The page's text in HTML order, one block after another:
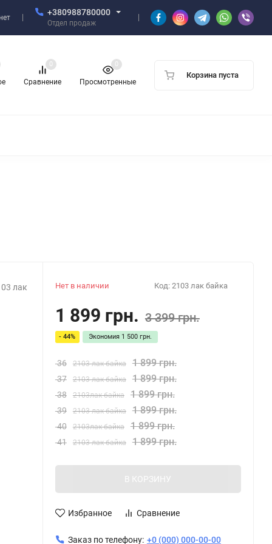
+380988780000
Отдел продаж
Сравнение
0
Просмотренные
0
Корзина пуста
лак
Нет в наличии Код: 2103 лак байка
1 899 грн. 3 399 грн.
- 44% Экономия 1 500 грн.
36 2103 лак байка 1 899 грн.
37 2103 лак байка 1 899 грн.
38 2103лак байка 1 899 грн.
39 2103 лак байка 1 899 грн.
40 2103лак байка 1 899 грн.
41 2103 лак байка 1 899 грн.
В КОРЗИНУ
Избранное Сравнение
Заказ по телефону: +0 (000) 000-00-00